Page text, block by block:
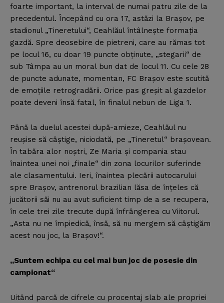
foarte important, la interval de numai patru zile de la
precedentul. Începând cu ora 17, astăzi la Braşov, pe
stadionul „Tineretului“, Ceahlăul întâlneşte formaţia
gazdă. Spre deosebire de pietreni, care au rămas tot
pe locul 16, cu doar 19 puncte obţinute, „stegarii“ de
sub Tâmpa au un moral bun dat de locul 11. Cu cele 28
de puncte adunate, momentan, FC Braşov este scutită
de emoţiile retrogradării. Orice pas greşit al gazdelor
poate deveni însă fatal, în finalul nebun de Liga 1.
Până la duelul acestei după-amieze, Ceahlăul nu
reuşise să câştige, niciodată, pe „Tineretul“ braşovean.
În tabăra alor noştri, Ze Maria şi compania stau
înaintea unei noi „finale“ din zona locurilor suferinde
ale clasamentului. Ieri, înaintea plecării autocarului
spre Braşov, antrenorul brazilian lăsa de înţeles că
jucătorii săi nu au avut suficient timp de a se recupera,
în cele trei zile trecute după înfrângerea cu Viitorul.
„Asta nu ne împiedică, însă, să nu mergem să câştigăm
acest nou joc, la Braşov!“.
„Suntem echipa cu cel mai bun joc de posesie din
campionat“
Uitând parcă de cifrele cu procentaj slab ale propriei